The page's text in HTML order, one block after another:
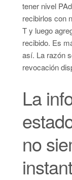
tener nivel
recibirlos con
T y luego
recibido. Es
así. La razón
revocación
La
no